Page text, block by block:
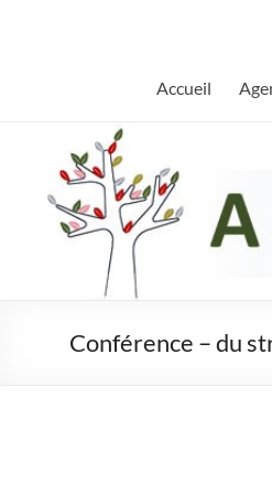
Accueil
Conférence – du